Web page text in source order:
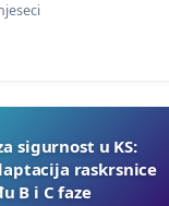
sigurnost u KS:
raskrsnice
B i C faze